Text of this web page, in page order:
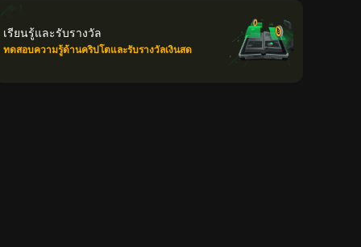
เรียนรู้และรับรางวัล
ทดสอบความรู้ด้านคริปโตและรับรางวัลเงินสด